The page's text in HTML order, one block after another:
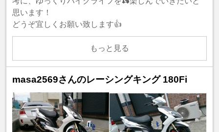
思います！
どうぞ宜しくお願い致します👍
もっと見る
masa2569さんのレーシングキング 180Fi